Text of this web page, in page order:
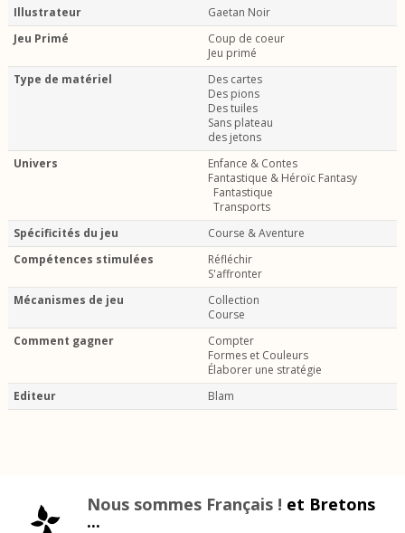
Illustrateur
Gaetan Noir
Jeu Primé
Coup de coeur
Jeu primé
Type de matériel
Des cartes
Des pions
Des tuiles
Sans plateau
des jetons
Univers
Enfance & Contes
Fantastique & Héroïc Fantasy
Fantastique
Transports
Spécificités du jeu
Course & Aventure
Compétences stimulées
Réfléchir
S'affronter
Mécanismes de jeu
Collection
Course
Comment gagner
Compter
Formes et Couleurs
Élaborer une stratégie
Editeur
Blam
Nous sommes Français ! et Bretons
...